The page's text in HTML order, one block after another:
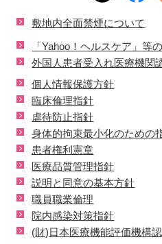
敷地内全面禁煙について
「Yahoo！ヘルスケア」等
外国人患者受入れ医療機関
個人情報保護方針
臨床倫理指針
虐待防止指針
身体的拘束最小化のための
患者権利憲章
医療品質管理指針
説明と同意の基本方針
職員職業倫理
院内感染対策指針
(財)日本医療機能評価機構